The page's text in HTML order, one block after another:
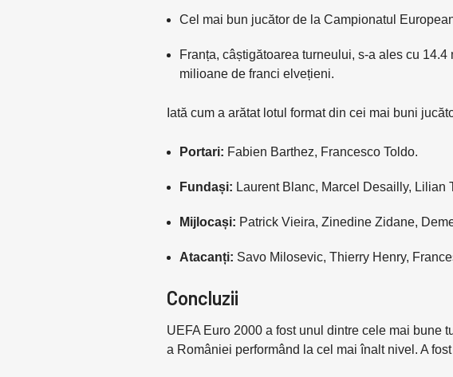
Cel mai bun jucător de la Campionatul
Franța, câștigătoarea turneului, s-a ales cu
milioane de franci elvețieni.
Iată cum a arătat lotul format din cei mai buni
Portari: Fabien Barthez, Francesco Toldo.
Fundași: Laurent Blanc, Marcel Desailly,
Mijlocași: Patrick Vieira, Zinedine Zidane,
Atacanți: Savo Milosevic, Thierry Henry,
Concluzii
UEFA Euro 2000 a fost unul dintre cele mai bune
a României performând la cel mai înalt nivel. A